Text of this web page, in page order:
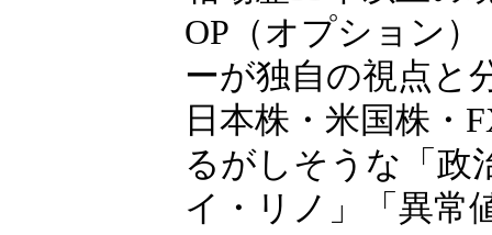
ル
日経OP売坊さ
倶楽部TV」
相場歴35年以上の